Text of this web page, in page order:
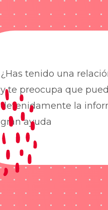
¿Has tenido una
y te preocupa que
detenidamente la
gran ayuda